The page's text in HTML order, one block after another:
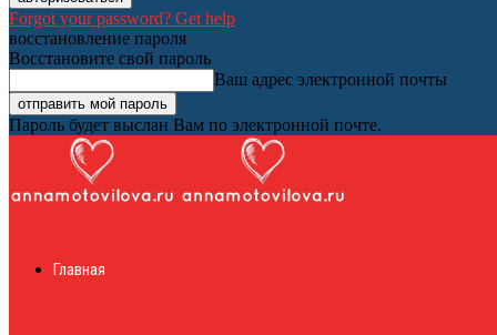
Forgot your password? Get help
восстановление пароля
Восстановите свой пароль
Ваш адрес электронной почты
Пароль будет выслан Вам по электронной почте.
Главная